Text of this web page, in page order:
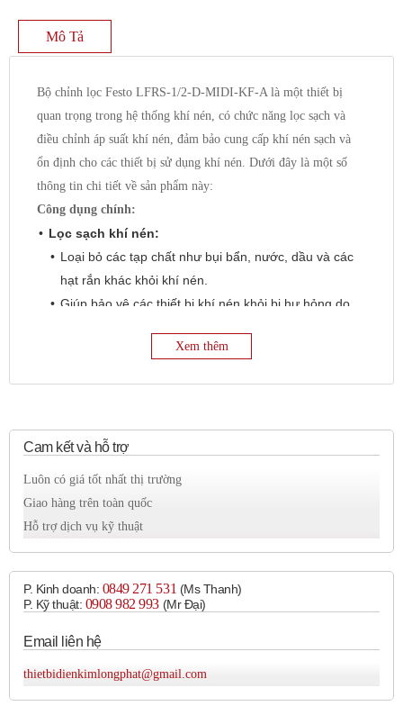
Mô Tả
Bộ chỉnh lọc Festo LFRS-1/2-D-MIDI-KF-A là một thiết bị
quan trọng trong hệ thống khí nén, có chức năng lọc sạch và
điều chỉnh áp suất khí nén, đảm bảo cung cấp khí nén sạch và
ổn định cho các thiết bị sử dụng khí nén. Dưới đây là một số
thông tin chi tiết về sản phẩm này:
Công dụng chính:
Lọc sạch khí nén:
Loại bỏ các tạp chất như bụi bẩn, nước, dầu và các
hạt rắn khác khỏi khí nén.
Giúp bảo vệ các thiết bị khí nén khỏi bị hư hỏng do
Điều chỉnh áp suất khí nén:
hoạt động chính xác.
Đặc điểm nổi bật:
Thiết kế module:
Dễ dàng lắp đặt và bảo trì.
Có thể kết hợp với các module khác để tạo thành một
hệ thống xử lý khí nén hoàn chỉnh.
Hiệu suất lọc cao:
dụng khắt khe.
Độ chính xác điều chỉnh áp suất cao:
Xem thêm
Cam kết và hỗ trợ
Luôn có giá tốt nhất thị trường
Giao hàng trên toàn quốc
Hỗ trợ dịch vụ kỹ thuật
P. Kinh doanh: 0849 271 531 (Ms Thanh)
P. Kỹ thuật: 0908 982 993​ (Mr Đại)
Email liên hệ
thietbidienkimlongphat@gmail.com